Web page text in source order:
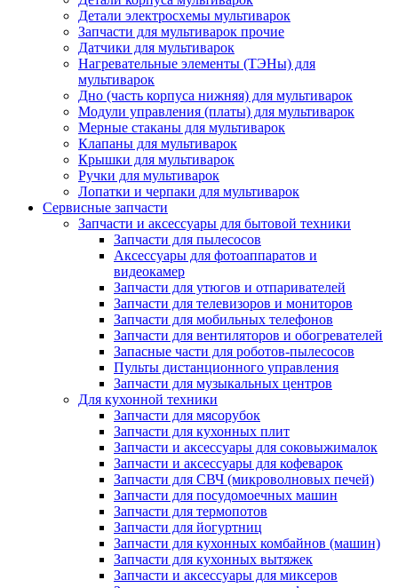
Детали электросхемы мультиварок
Запчасти для мультиварок прочие
Датчики для мультиварок
Нагревательные элементы (ТЭНы) для
мультиварок
Дно (часть корпуса нижняя) для мультиварок
Модули управления (платы) для мультиварок
Мерные стаканы для мультиварок
Клапаны для мультиварок
Крышки для мультиварок
Ручки для мультиварок
Лопатки и черпаки для мультиварок
Сервисные запчасти
Запчасти и аксессуары для бытовой техники
Запчасти для пылесосов
Аксессуары для фотоаппаратов и
видеокамер
Запчасти для утюгов и отпаривателей
Запчасти для телевизоров и мониторов
Запчасти для мобильных телефонов
Запчасти для вентиляторов и обогревателей
Запасные части для роботов-пылесосов
Пульты дистанционного управления
Запчасти для музыкальных центров
Для кухонной техники
Запчасти для мясорубок
Запчасти для кухонных плит
Запчасти и аксессуары для соковыжималок
Запчасти и аксессуары для кофеварок
Запчасти для СВЧ (микроволновых печей)
Запчасти для посудомоечных машин
Запчасти для термопотов
Запчасти для йогуртниц
Запчасти для кухонных комбайнов (машин)
Запчасти для кухонных вытяжек
Запчасти и аксессуары для миксеров